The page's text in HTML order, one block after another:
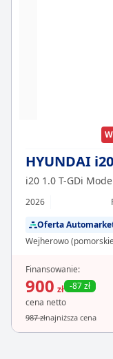
HYUNDAI i20
i20 1.0 T-GDi
2026
Oferta
Wejherowo
Finansowanie:
900 zł -87 zł
cena netto
987 złnajniższa cena